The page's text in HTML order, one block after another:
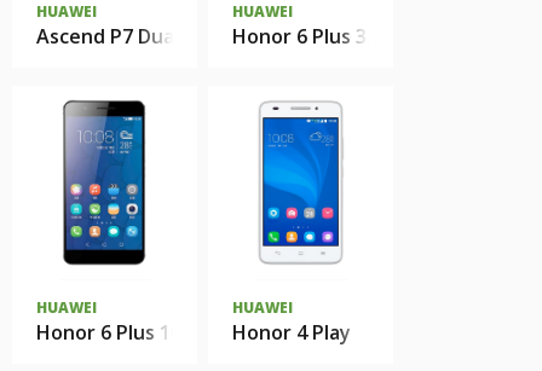
HUAWEI
Ascend P7 Dual sim
HUAWEI
Honor 6 Plus 32Gb
HUAWEI
Honor 6 Plus 16Gb
HUAWEI
Honor 4 Play